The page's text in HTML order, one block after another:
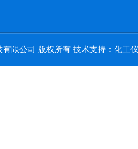
限公司 版权所有 技术支持： 化工